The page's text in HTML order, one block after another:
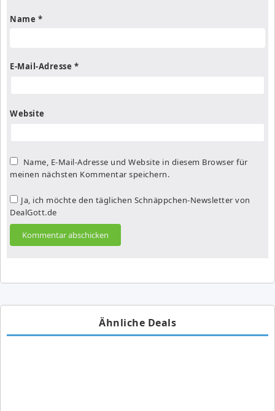
Name *
E-Mail-Adresse *
Website
Name, E-Mail-Adresse und Website in diesem Browser für
meinen nächsten Kommentar speichern.
Ja, ich möchte den täglichen Schnäppchen-Newsletter von
DealGott.de
Ähnliche Deals